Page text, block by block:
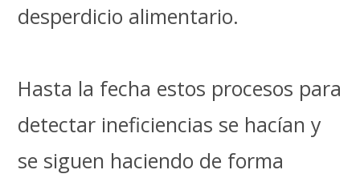
desperdicio alimentario.
Hasta la fecha estos procesos para
detectar ineficiencias se hacían y
se siguen haciendo de forma